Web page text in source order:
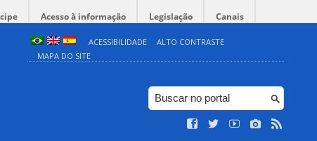
Acesso à informação Legislação Canais
ACESSIBILIDADE
ALTO CONTRASTE
MAPA DO SITE